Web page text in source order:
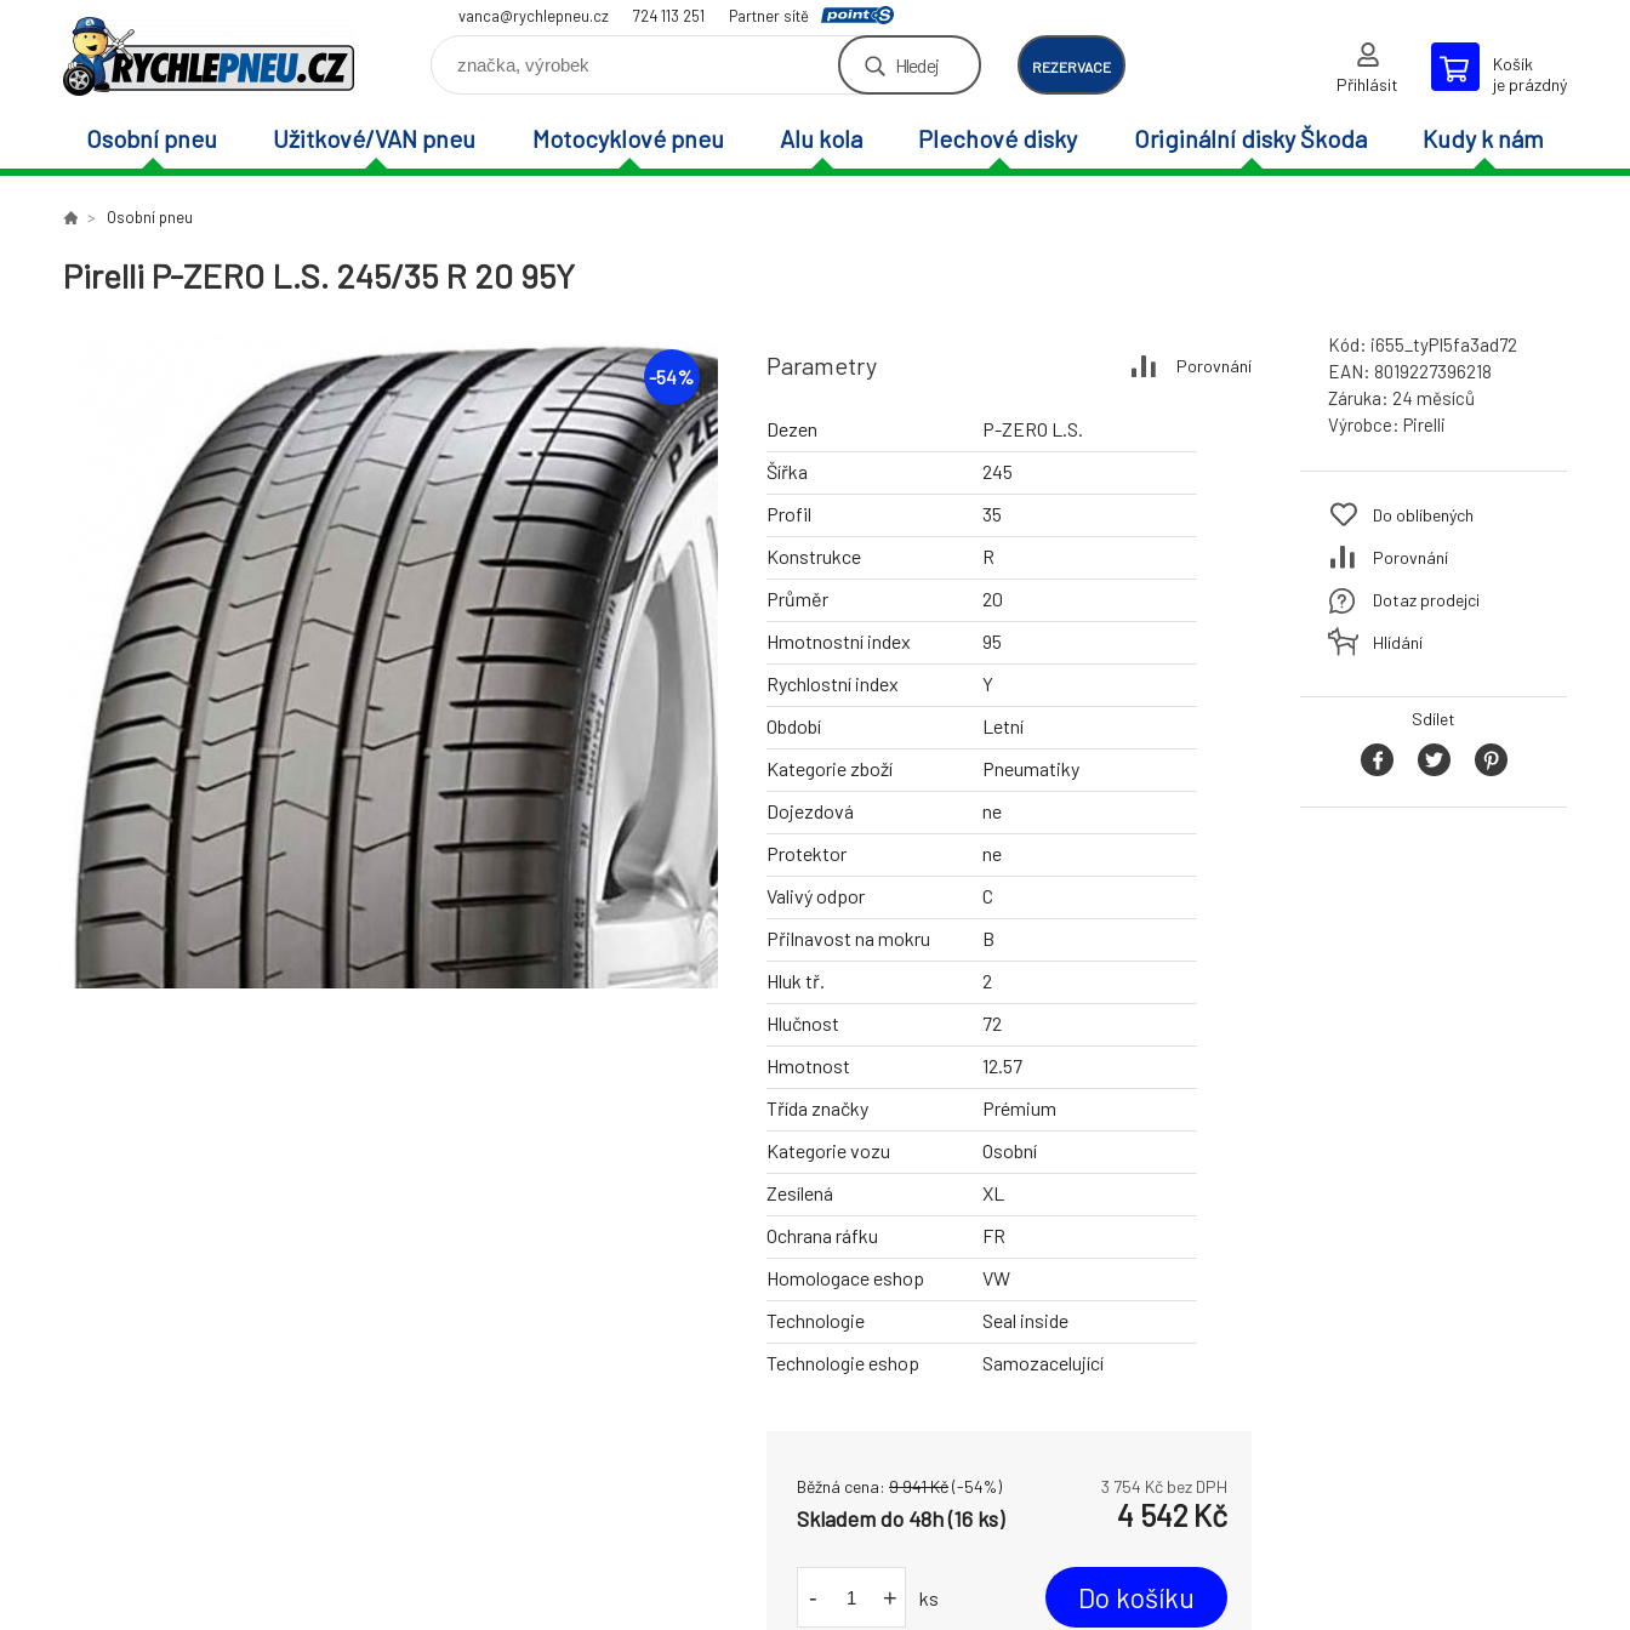
vanca@rychlepneu.cz 724 113 251 Partner sítě
Hledej REZERVACE
Přihlásit
Košík
je prázdný
Osobní pneu Užitkové/VAN pneu Motocyklové pneu Alu kola Plechové disky Originální disky Škoda Kudy k nám
Osobní pneu
Pirelli P-ZERO L.S. 245/35 R 20 95Y
-54% Parametry Porovnání
Dezen
P-ZERO L.S.
Šířka
245
Profil
35
Konstrukce
R
Průměr
20
Hmotnostní index
95
Rychlostní index
Y
Období
Letní
Kategorie zboží
Pneumatiky
Dojezdová
ne
Protektor
ne
Valivý odpor
C
Přilnavost na mokru
B
Hluk tř.
2
Hlučnost
72
Hmotnost
12.57
Třída značky
Prémium
Kategorie vozu
Osobní
Zesílená
XL
Ochrana ráfku
FR
Homologace eshop
VW
Technologie
Seal inside
Technologie eshop
Samozacelující
Běžná cena: 9 941Kč(-54%) 3 754 Kč bez DPH
Skladem do 48h (16 ks) 4 542 Kč
- + ks Do košíku
Kód: i655_tyPI5fa3ad72
EAN: 8019227396218
Záruka: 24 měsíců
Výrobce: Pirelli
Do oblíbených
Porovnání
Dotaz prodejci
Hlídání
Sdílet